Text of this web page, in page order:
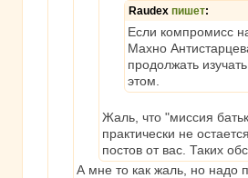
Raudex пишет:
Если компромисс
Махно
продолжать
этом.
Жаль, что "миссия
практически не
постов от вас. Таких
А мне то как жаль, но надо